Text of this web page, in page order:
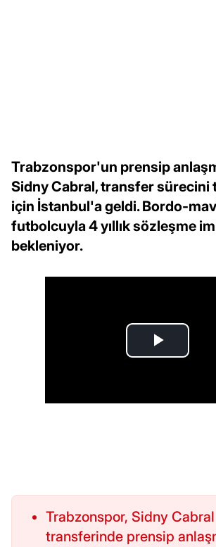
Trabzonspor'un prensip
Sidny Cabral, transfer sürecini
için İstanbul'a geldi. Bordo-
futbolcuyla 4 yıllık sözleşme
bekleniyor.
Trabzonspor, Sidny Cabral
transferinde prensip